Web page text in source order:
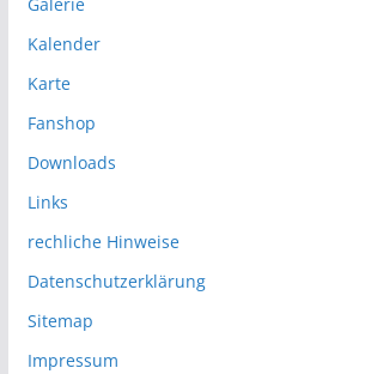
Kalender
Karte
Fanshop
Downloads
Links
rechliche Hinweise
Datenschutzerklärung
Sitemap
Impressum